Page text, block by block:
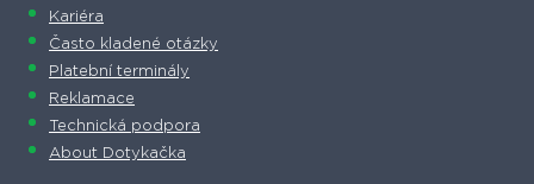
Kariéra
Často kladené otázky
Platební terminály
Reklamace
Technická podpora
About Dotykačka